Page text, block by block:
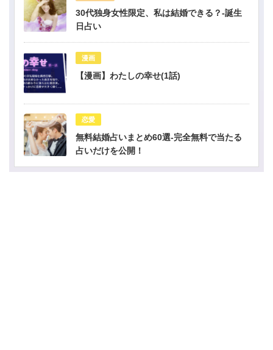
30代独身女性限定、私は結婚できる？-誕生
日占い
漫画
【漫画】わたしの幸せ(1話)
恋愛
無料結婚占いまとめ60選-完全無料で当たる
占いだけを公開！